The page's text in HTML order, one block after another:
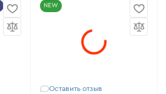
NEW
Оставить отзыв